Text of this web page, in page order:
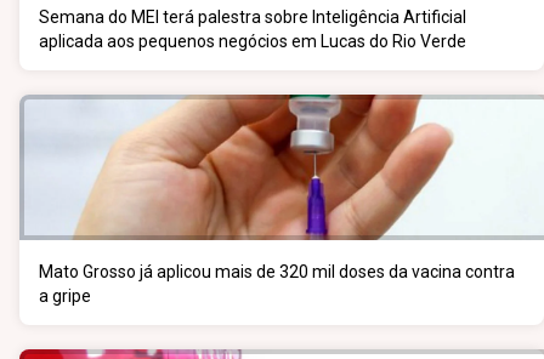
Semana do MEI terá palestra sobre Inteligência Artificial
aplicada aos pequenos negócios em Lucas do Rio Verde
Mato Grosso já aplicou mais de 320 mil doses da vacina contra
a gripe